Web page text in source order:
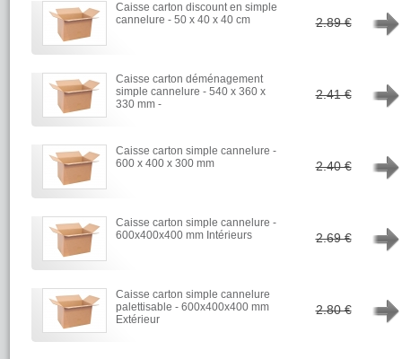
Caisse carton discount en simple
cannelure - 50 x 40 x 40 cm
2.89 €
Caisse carton déménagement
simple cannelure - 540 x 360 x
330 mm -
2.41 €
Caisse carton simple cannelure -
600 x 400 x 300 mm
2.40 €
Caisse carton simple cannelure -
600x400x400 mm Intérieurs
2.69 €
Caisse carton simple cannelure
palettisable - 600x400x400 mm
Extérieur
2.80 €